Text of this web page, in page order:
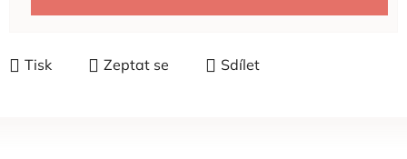
Tisk Zeptat se Sdílet